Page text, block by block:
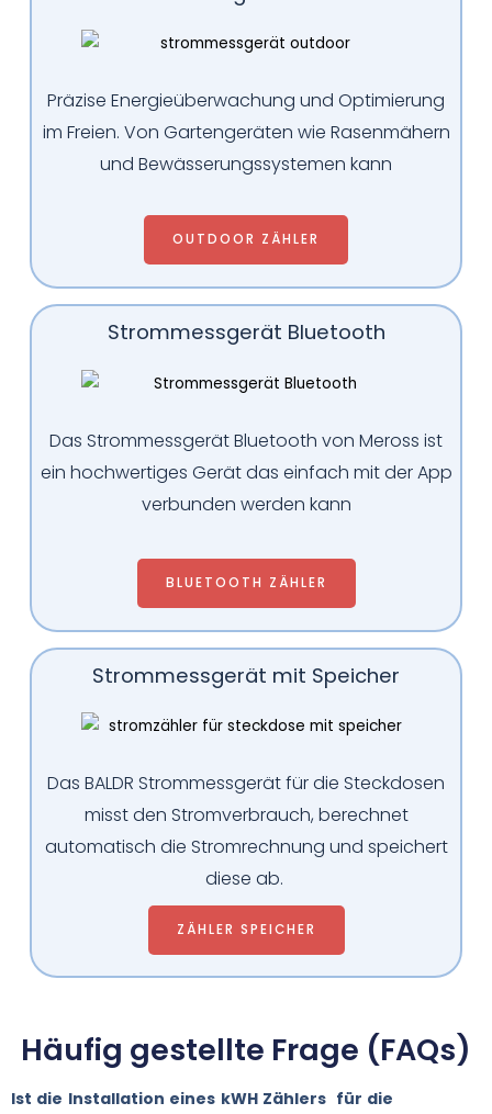
Präzise Energieüberwachung und Optimierung
im Freien. Von Gartengeräten wie Rasenmähern
und Bewässerungssystemen kann
OUTDOOR ZÄHLER
Strommessgerät Bluetooth
Das Strommessgerät Bluetooth von Meross ist
ein hochwertiges Gerät das einfach mit der App
verbunden werden kann
BLUETOOTH ZÄHLER
Strommessgerät mit Speicher
Das BALDR Strommessgerät für die Steckdosen
misst den Stromverbrauch, berechnet
automatisch die Stromrechnung und speichert
diese ab.
ZÄHLER SPEICHER
Häufig gestellte Frage (FAQs)
Ist die Installation eines kWH Zählers für die